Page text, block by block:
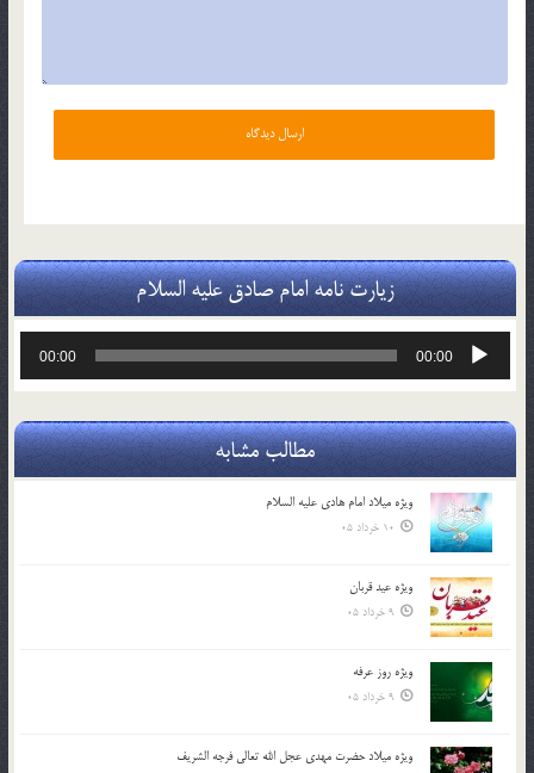
زیارت نامه امام صادق علیه السلام
پخش‌کننده
00:00
00:00
مطالب مشابه
ویژه میلاد امام هادی علیه السلام
10 خرداد 05
ویژه عید قربان
9 خرداد 05
ویژه روز عرفه
9 خرداد 05
ویژه میلاد حضرت مهدی عجل الله تعالی فرجه الشريف